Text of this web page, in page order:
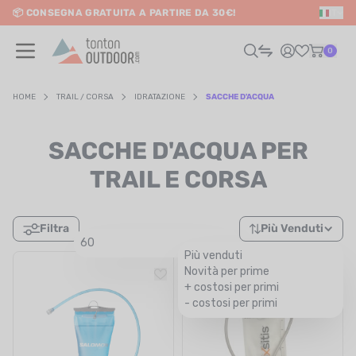
content
📦 CONSEGNA GRATUITA A PARTIRE DA 30€!
0
/ CORSA
/ VIAGGIO
SPORT
HOME TRAIL / CORSA IDRATAZIONE SACCHE D'ACQUA
SACCHE D'ACQUA PER
TRAIL E CORSA
Filtra
60
Più Venduti
Più venduti
Novità per prime
+ costosi per primi
- costosi per primi